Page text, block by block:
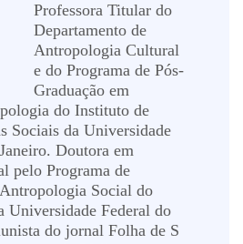
Professora Titular do
Departamento de
Antropologia Cultural
e do Programa de Pós-
Graduação em
do Instituto de
Sociais da Universidade
Doutora em
pelo Programa de
Social do
Universidade Federal do
do jornal Folha de S